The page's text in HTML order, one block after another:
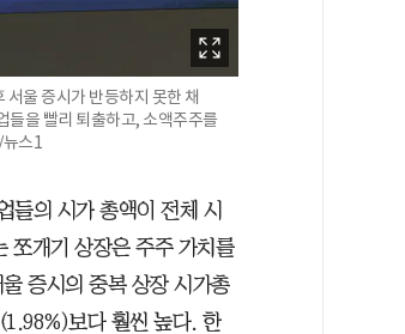
울 증시가 반등하지 못한 채
들을 빨리 퇴출하고, 소액주주를
뉴스1
들의 시가 총액이 전체 시
쪼개기 상장은 주주 가치를
증시의 중복 상장 시가총
보다 훨씬 높다. 한